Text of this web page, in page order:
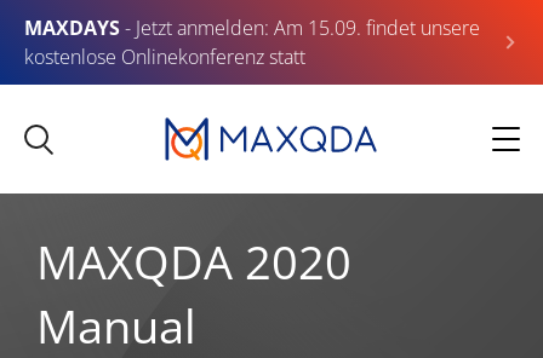
MAXDAYS- Jetzt anmelden: Am 15.09. findet unsere
kostenlose Onlinekonferenz statt
MAXQDA 2020
Manual